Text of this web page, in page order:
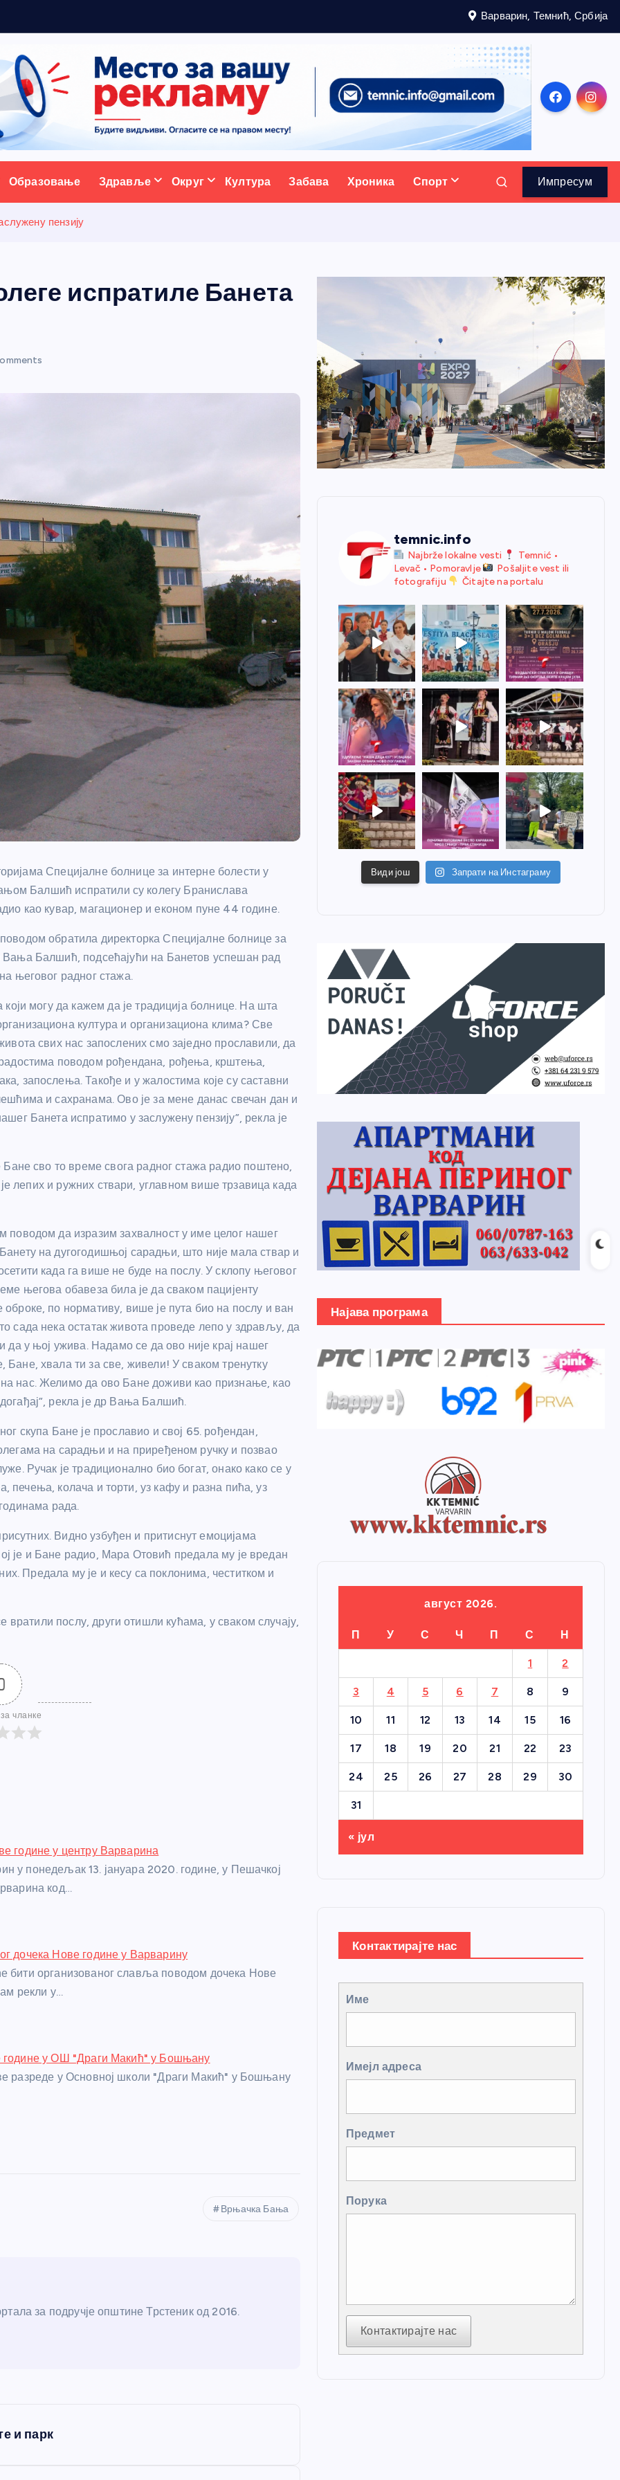
Варварин, Темнић, Србија
портал
Образовање Здравље Округ Култура Забава Хроника Спорт Импресум
пензију
испратиле Банета
Специјалне болнице за интерне болести у
Балшић испратили су колегу Бранислава
као кувар, магационер и економ пуне 44 године.
обратила директорка Специјалне болнице за
Вања Балшић, подсећајући на Банетов успешан рад
његовог радног стажа.
који могу да кажем да је традиција болнице. На шта
култура и организациона клима? Све
свих нас запослених смо заједно прославили, да
поводом рођендана, рођења, крштења,
запослења. Такође и у жалостима које су саставни
и сахранама. Ово је за мене данас свечан дан и
Банета испратимо у заслужену пензију”, рекла је
Бане сво то време свога радног стажа радио поштено,
лепих и ружних ствари, углавном више трзавица када
поводом да изразим захвалност у име целог нашег
на дугогодишњој сарадњи, што није мала ствар и
када га више не буде на послу. У склопу његовог
његова обавеза била је да сваком пацијенту
оброке, по нормативу, више је пута био на послу и ван
сада нека остатак живота проведе лепо у здрављу, да
да у њој ужива. Надамо се да ово није крај нашег
хвала ти за све, живели! У сваком тренутку
нас. Желимо да ово Бане доживи као признање, као
рекла је др Вања Балшић.
скупа Бане је прославио и свој 65. рођендан,
на сарадњи и на приређеном ручку и позвао
Ручак је традиционално био богат, онако како се у
печења, колача и торти, уз кафу и разна пића, уз
рада.
Видно узбуђен и притиснут емоцијама
је и Бане радио, Мара Отовић предала му је вредан
Предала му је и кесу са поклонима, честитком и
послу, други отишли кућама, у сваком случају,
чланке
године у центру Варварина
у понедељак 13. јануара 2020. године, у Пешачкој
код…
дочека Нове године у Варварину
бити организованог славља поводом дочека Нове
рекли у…
године у ОШ "Драги Макић" у Бошњану
разреде у Основној школи "Драги Макић" у Бошњану
Врњачка Бања
за подручје општине Трстеник од 2016.
и парк
temnic.info
Najbrže lokalne vesti
Temnić •
Levač • Pomoravlje
Pošaljite vest ili
fotografiju
Čitajte na portalu
Види још Запрати на Инстаграму
Најава програма
август 2026.
П У С Ч П С Н
1 2
3 4 5 6 7 8 9
10 11 12 13 14 15 16
17 18 19 20 21 22 23
24 25 26 27 28 29 30
31
« јул
Контактирајте нас
Име
Имејл адреса
Предмет
Порука
Контактирајте нас